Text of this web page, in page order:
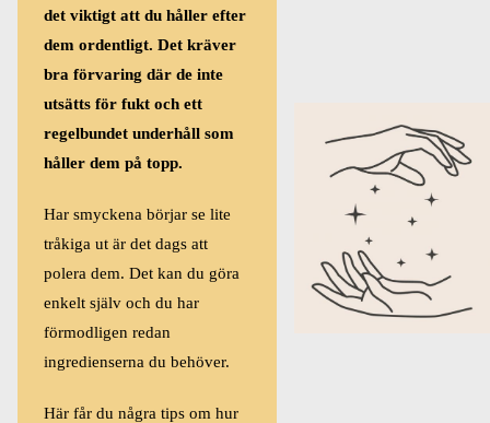
det viktigt att du håller efter
dem ordentligt. Det kräver
bra förvaring där de inte
utsätts för fukt och ett
regelbundet underhåll som
håller dem på topp.
Har smyckena börjar se lite
tråkiga ut är det dags att
polera dem. Det kan du göra
enkelt själv och du har
förmodligen redan
ingredienserna du behöver.
Här får du några tips om hur